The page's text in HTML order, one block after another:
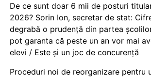
De ce sunt doar 6 mii de posturi
2026? Sorin Ion, secretar de stat:
degrabă o prudență din partea
pot garanta că peste un an vor mai
elevi / Este și un joc de concurență
Proceduri noi de reorganizare pentru